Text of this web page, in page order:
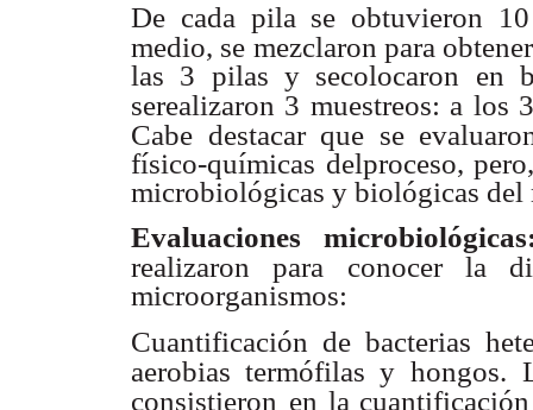
De cada pila se obtuvieron 10
medio, se mezclaron para
las 3 pilas y secolocaron en
serealizaron 3 muestreos: a
Cabe destacar que se
físico-químicas delproceso,
microbiológicas y biológicas del
Evaluaciones
realizaron para conocer la
microorganismos:
Cuantificación de bacterias
aerobias termófilas y hongos.
consistieron en la